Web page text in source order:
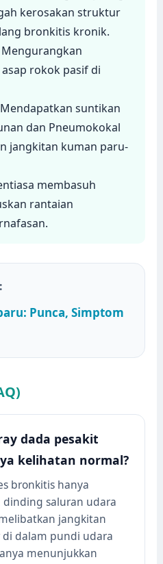
kerosakan struktur
bronkitis kronik.
Mengurangkan
rokok pasif di
Mendapatkan suntikan
dan Pneumokokal
jangkitan kuman paru-
membasuh
rantaian
Punca, Simptom
dada pesakit
kelihatan normal?
bronkitis hanya
saluran udara
jangkitan
dalam pundi udara
menunjukkan